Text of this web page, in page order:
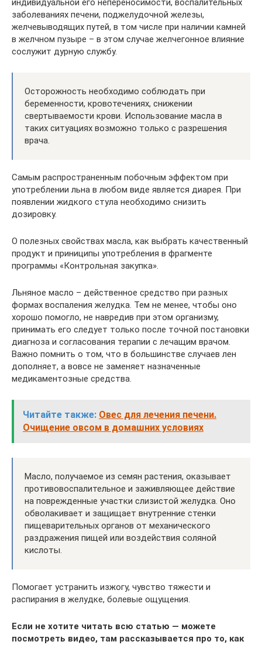
индивидуальной его непереносимости, воспалительных
заболеваниях печени, поджелудочной железы,
желчевыводящих путей, в том числе при наличии камней
в желчном пузыре – в этом случае желчегонное влияние
сослужит дурную службу.
Осторожность необходимо соблюдать при
беременности, кровотечениях, снижении
свертываемости крови. Использование масла в
таких ситуациях возможно только с разрешения
врача.
Самым распространенным побочным эффектом при
употреблении льна в любом виде является диарея. При
появлении жидкого стула необходимо снизить
дозировку.
О полезных свойствах масла, как выбрать качественный
продукт и приниципы употребления в фрагменте
программы «Контрольная закупка».
Льняное масло – действенное средство при разных
формах воспаления желудка. Тем не менее, чтобы оно
хорошо помогло, не навредив при этом организму,
принимать его следует только после точной постановки
диагноза и согласования терапии с лечащим врачом.
Важно помнить о том, что в большинстве случаев лен
дополняет, а вовсе не заменяет назначенные
медикаментозные средства.
Читайте также: Овес для лечения печени.
Очищение овсом в домашних условиях
Масло, получаемое из семян растения, оказывает
противовоспалительное и заживляющее действие
на поврежденные участки слизистой желудка. Оно
обволакивает и защищает внутренние стенки
пищеварительных органов от механического
раздражения пищей или воздействия соляной
кислоты.
Помогает устранить изжогу, чувство тяжести и
распирания в желудке, болевые ощущения.
Если не хотите читать всю статью — можете
посмотреть видео, там рассказывается про то, как